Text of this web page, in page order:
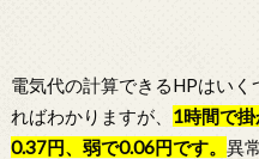
電気代の計算できるHPはい
ればわかりますが、 1時間で
0.37円、弱で0.06円です。 異